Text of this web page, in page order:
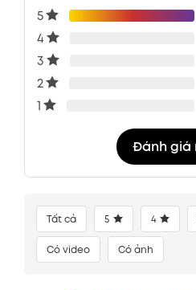
5
4
3
2
1
Đánh giá
Tất cả 5 4
Có video Có ảnh